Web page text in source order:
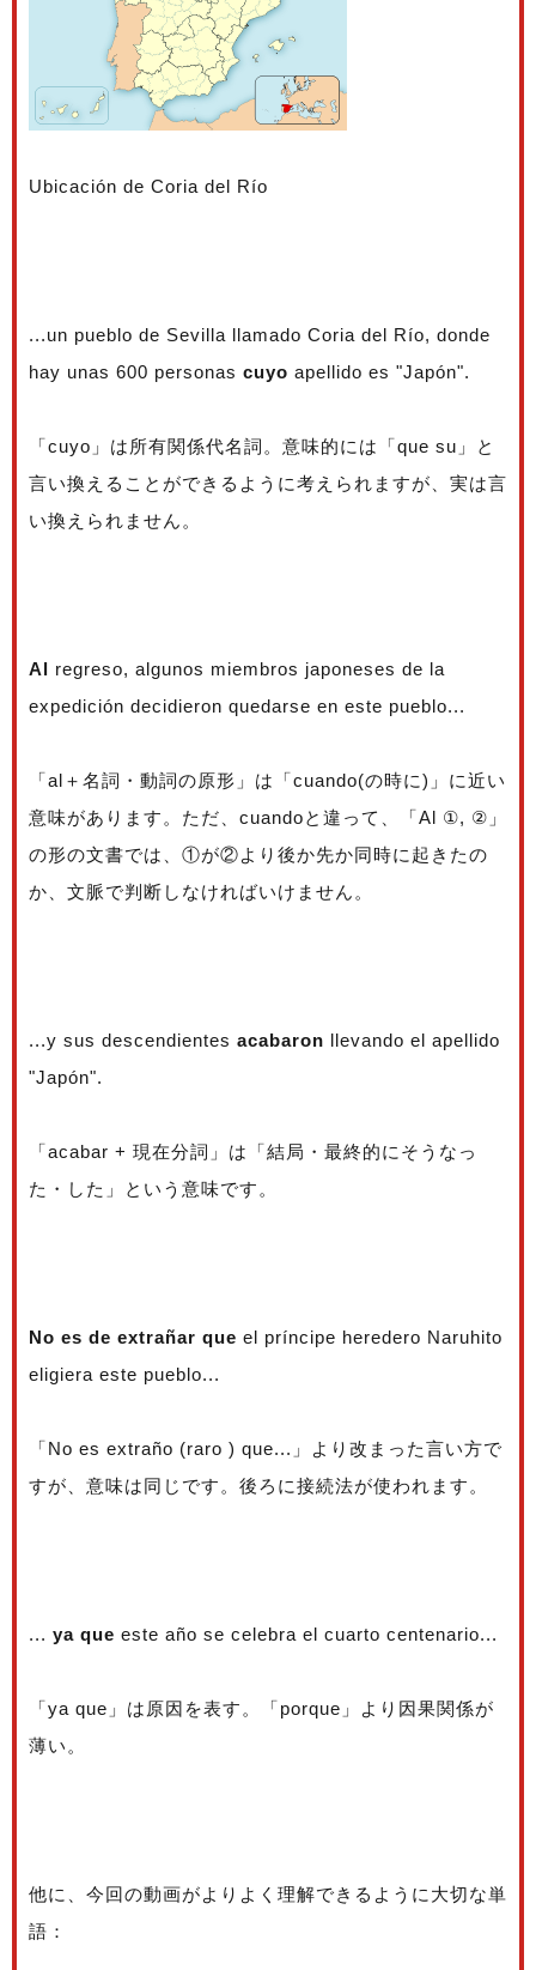
Ubicación de Coria del Río
...un pueblo de Sevilla llamado Coria del Río, donde
hay unas 600 personas cuyo apellido es "Japón".
「cuyo」は所有関係代名詞。意味的には「que su」と
言い換えることができるように考えられますが、実は言
い換えられません。
Al regreso, algunos miembros japoneses de la
expedición decidieron quedarse en este pueblo...
「al＋名詞・動詞の原形」は「cuando(の時に)」に近い
意味があります。ただ、cuandoと違って、「Al ①, ②」
の形の文書では、①が②より後か先か同時に起きたの
か、文脈で判断しなければいけません。
...y sus descendientes acabaron llevando el apellido
"Japón".
「acabar + 現在分詞」は「結局・最終的にそうなっ
た・した」という意味です。
No es de extrañar que el príncipe heredero Naruhito
eligiera este pueblo...
「No es extraño (raro ) que...」より改まった言い方で
すが、意味は同じです。後ろに接続法が使われます。
... ya que este año se celebra el cuarto centenario...
「ya que」は原因を表す。「porque」より因果関係が
薄い。
他に、今回の動画がよりよく理解できるように大切な単
語：